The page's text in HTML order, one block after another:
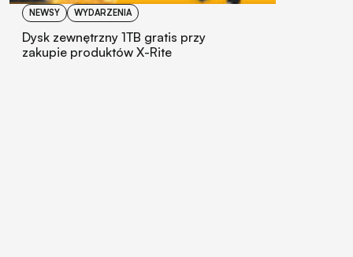
NEWSY WYDARZENIA
Dysk zewnętrzny 1TB gratis przy
zakupie produktów X-Rite